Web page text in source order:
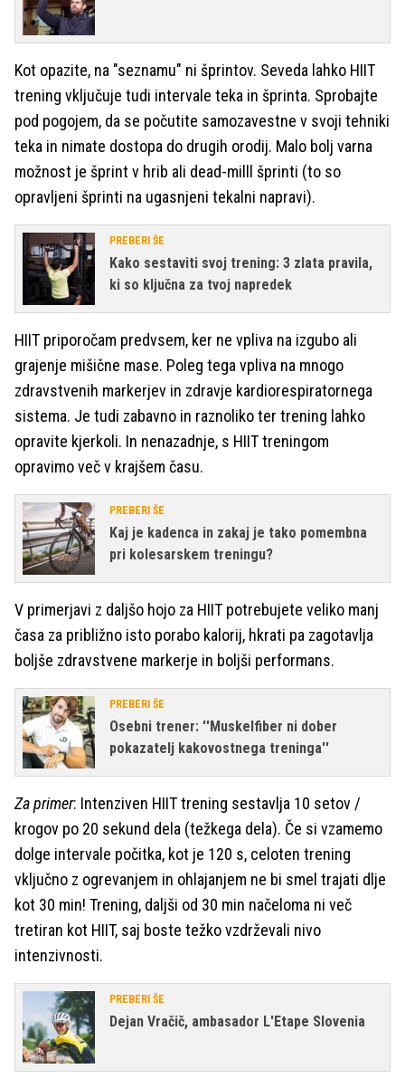
Kot opazite, na "seznamu" ni šprintov. Seveda lahko HIIT
trening vključuje tudi intervale teka in šprinta. Sprobajte
pod pogojem, da se počutite samozavestne v svoji tehniki
teka in nimate dostopa do drugih orodij. Malo bolj varna
možnost je šprint v hrib ali dead-milll šprinti (to so
opravljeni šprinti na ugasnjeni tekalni napravi).
PREBERI ŠE
Kako sestaviti svoj trening: 3 zlata pravila,
ki so ključna za tvoj napredek
HIIT priporočam predvsem, ker ne vpliva na izgubo ali
grajenje mišične mase. Poleg tega vpliva na mnogo
zdravstvenih markerjev in zdravje kardiorespiratornega
sistema. Je tudi zabavno in raznoliko ter trening lahko
opravite kjerkoli. In nenazadnje, s HIIT treningom
opravimo več v krajšem času.
PREBERI ŠE
Kaj je kadenca in zakaj je tako pomembna
pri kolesarskem treningu?
V primerjavi z daljšo hojo za HIIT potrebujete veliko manj
časa za približno isto porabo kalorij, hkrati pa zagotavlja
boljše zdravstvene markerje in boljši performans.
PREBERI ŠE
Osebni trener: ''Muskelfiber ni dober
pokazatelj kakovostnega treninga''
Za primer: Intenziven HIIT trening sestavlja 10 setov /
krogov po 20 sekund dela (težkega dela). Če si vzamemo
dolge intervale počitka, kot je 120 s, celoten trening
vključno z ogrevanjem in ohlajanjem ne bi smel trajati dlje
kot 30 min! Trening, daljši od 30 min načeloma ni več
tretiran kot HIIT, saj boste težko vzdrževali nivo
intenzivnosti.
PREBERI ŠE
Dejan Vračič, ambasador L'Etape Slovenia